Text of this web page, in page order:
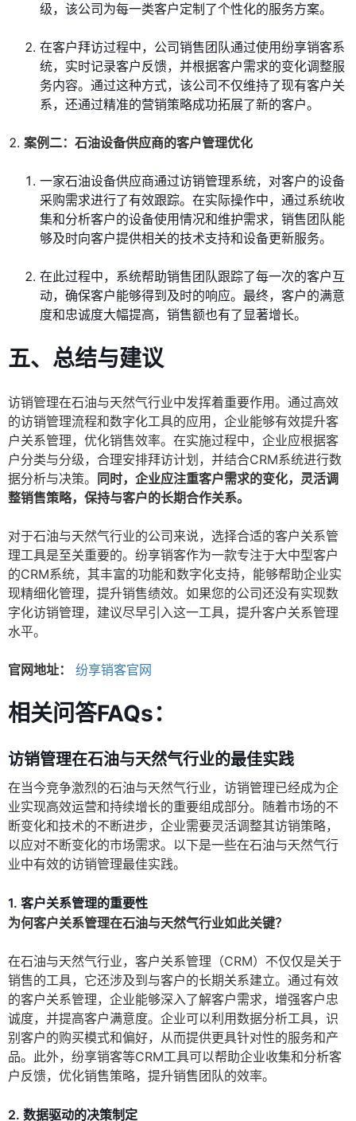
级，该公司为每一类客户定制了个性化的服务方案。
在客户拜访过程中，公司销售团队通过使用纷享销客系
统，实时记录客户反馈，并根据客户需求的变化调整服
务内容。通过这种方式，该公司不仅维持了现有客户关
系，还通过精准的营销策略成功拓展了新的客户。
案例二：石油设备供应商的客户管理优化
一家石油设备供应商通过访销管理系统，对客户的设备
采购需求进行了有效跟踪。在实际操作中，通过系统收
集和分析客户的设备使用情况和维护需求，销售团队能
够及时向客户提供相关的技术支持和设备更新服务。
在此过程中，系统帮助销售团队跟踪了每一次的客户互
动，确保客户能够得到及时的响应。最终，客户的满意
度和忠诚度大幅提高，销售额也有了显著增长。
五、总结与建议
访销管理在石油与天然气行业中发挥着重要作用。通过高效
的访销管理流程和数字化工具的应用，企业能够有效提升客
户关系管理，优化销售效率。在实施过程中，企业应根据客
户分类与分级，合理安排拜访计划，并结合CRM系统进行数
据分析与决策。
同时，企业应注重客户需求的变化，灵活调
整销售策略，保持与客户的长期合作关系。
对于石油与天然气行业的公司来说，选择合适的客户关系管
理工具是至关重要的。纷享销客作为一款专注于大中型客户
的CRM系统，其丰富的功能和数字化支持，能够帮助企业实
现精细化管理，提升销售绩效。如果您的公司还没有实现数
字化访销管理，建议尽早引入这一工具，提升客户关系管理
水平。
官网地址： 纷享销客官网
相关问答FAQs：
访销管理在石油与天然气行业的最佳实践
在当今竞争激烈的石油与天然气行业，访销管理已经成为企
业实现高效运营和持续增长的重要组成部分。随着市场的不
断变化和技术的不断进步，企业需要灵活调整其访销策略，
以应对不断变化的市场需求。以下是一些在石油与天然气行
业中有效的访销管理最佳实践。
1. 客户关系管理的重要性
为何客户关系管理在石油与天然气行业如此关键？
在石油与天然气行业，客户关系管理（CRM）不仅仅是关于
销售的工具，它还涉及到与客户的长期关系建立。通过有效
的客户关系管理，企业能够深入了解客户需求，增强客户忠
诚度，并提高客户满意度。企业可以利用数据分析工具，识
别客户的购买模式和偏好，从而提供更具针对性的服务和产
品。此外，纷享销客等CRM工具可以帮助企业收集和分析客
户反馈，优化销售策略，提升销售团队的效率。
2. 数据驱动的决策制定